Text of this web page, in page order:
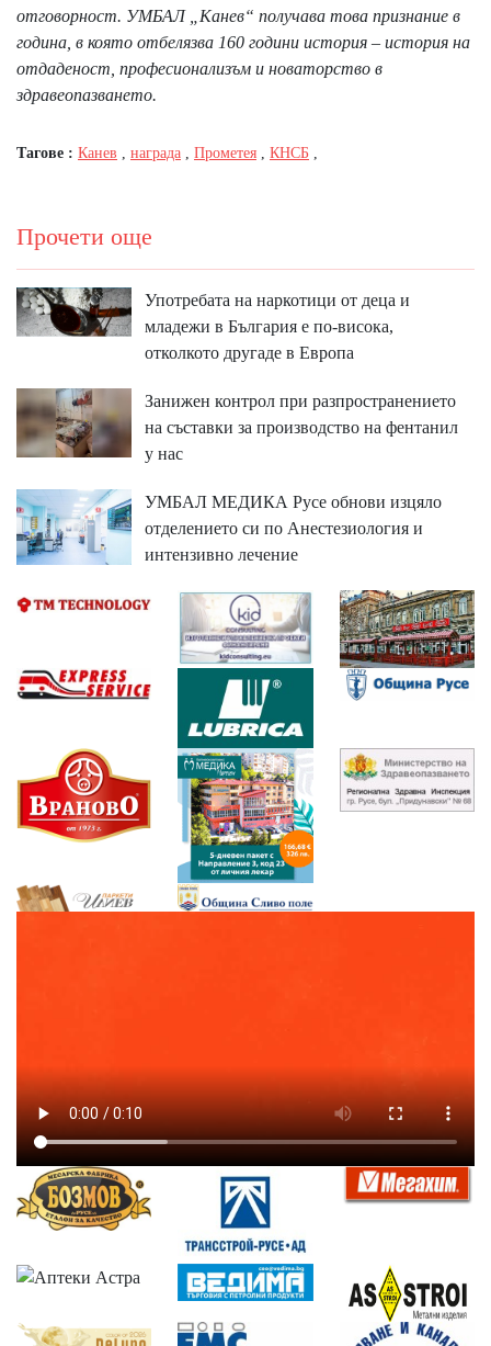
отговорност. УМБАЛ „Канев“ получава това признание в
година, в която отбелязва 160 години история – история на
отдаденост, професионализъм и новаторство в
здравеопазването.
Тагове : Канев награда Прометея КНСБ
Прочети още
Употребата на наркотици от деца и
младежи в България е по-висока,
отколкото другаде в Европа
Занижен контрол при разпространението
на съставки за производство на фентанил
у нас
УМБАЛ МЕДИКА Русе обнови изцяло
отделението си по Анестезиология и
интензивно лечение